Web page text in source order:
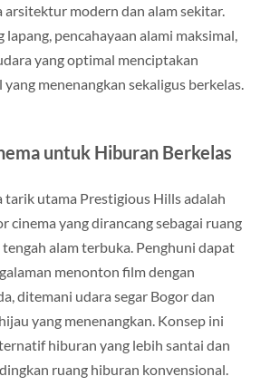
modern dan alam sekitar.
lapang, pencahayaan alami maksimal,
yang optimal menciptakan
menenangkan sekaligus berkelas.
untuk Hiburan Berkelas
tarik utama Prestigious Hills adalah
cinema yang dirancang sebagai ruang
alam terbuka. Penghuni dapat
menonton film dengan
ditemani udara segar Bogor dan
yang menenangkan. Konsep ini
hiburan yang lebih santai dan
ruang hiburan konvensional.